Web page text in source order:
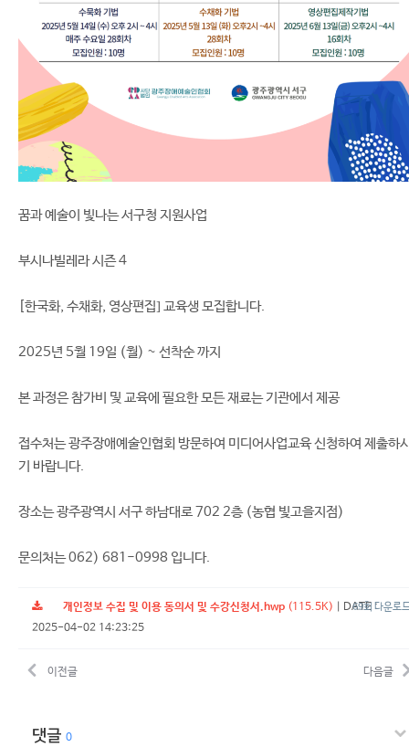
꿈과 예술이 빛나는 서구청 지원사업
부시나빌레라 시즌 4
[한국화, 수채화, 영상편집] 교육생 모집합니다.
2025년 5월 19일 (월) ~ 선착순 까지
본 과정은 참가비 및 교육에 필요한 모든 재료는 기관에서 제공
접수처는 광주장애예술인협회 방문하여 미디어사업교육 신청하여 제출하
기 바랍니다.
장소는 광주광역시 서구 하남대로 702 2층 (농협 빛고을지점)
문의처는 062) 681-0998 입니다.
개인정보 수집 및 이용 동의서 및 수강신청서.hwp (115.5K) 69회 다운로
DATE :
2025-04-02 14:23:25
이전글 다음글
댓글 0